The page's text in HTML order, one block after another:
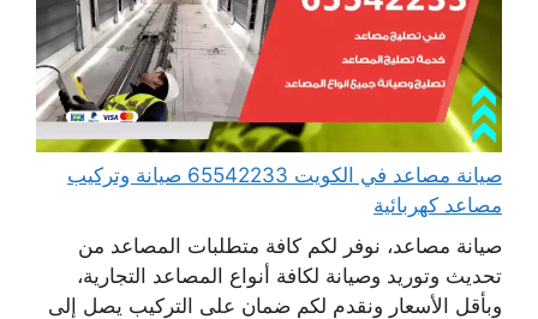
صيانة مصاعد في الكويت 65542233 صيانة وتركيب
مصاعد كهربائية
صيانة مصاعد، نوفر لكم كافة متطلبات المصاعد من
تحديث وتوريد وصيانة لكافة أنواع المصاعد التجارية،
وبأقل الأسعار ونقدم لكم ضمان على التركيب يصل إلى